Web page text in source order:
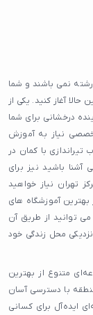
نمی باشند و شما
آغاز کنید. یکی از
درخشانی برای شما
نیاز به آموزش
با کمان در
باشید نیز برای
تهران نیاز خواهید
آموزشگاه های
می توانید از طریق آن
محل زندگی خود
متنوع از بهترین
با دسترسی آسان
ایده‌آل برای کسانی